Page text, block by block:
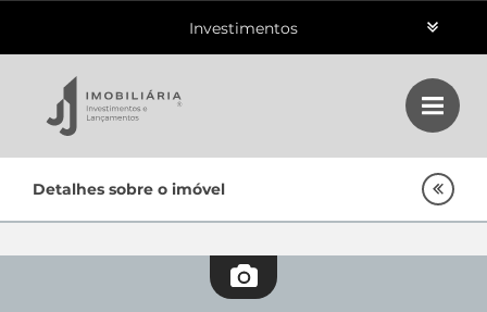
Class
Investimentos
Home
Oportunidades
Detalhes sobre o imóvel